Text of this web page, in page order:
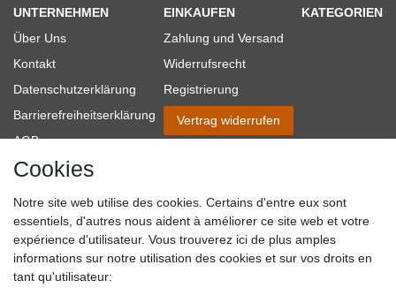
UNTERNEHMEN
Über Uns
Kontakt
Datenschutzerklärung
Barrierefreiheitserklärung
AGB
Impressum
Blog
EINKAUFEN
Zahlung und Versand
Widerrufsrecht
Registrierung
Vertrag widerrufen
KATEGORIEN
SICHER EINKAUFEN WIR AKZEPTIEREN
Cookies
Notre site web utilise des cookies. Certains d'entre eux sont
essentiels, d'autres nous aident à améliorer ce site web et votre
expérience d'utilisateur. Vous trouverez ici de plus amples
informations sur notre utilisation des cookies et sur vos droits en
tant qu'utilisateur: